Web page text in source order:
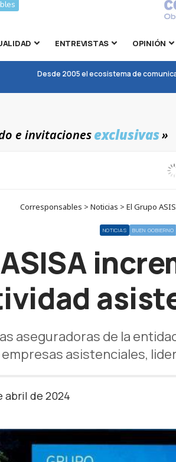
ENTREVISTAS OPINIÓN
Desde 2005 el ecosistema de
e invitacionesexclusivas»
Corresponsables > Noticias > El Grupo
NOTICIAS BUEN GOBIERNO
las aseguradoras de la
empresas asistenciales,
abril de 2024